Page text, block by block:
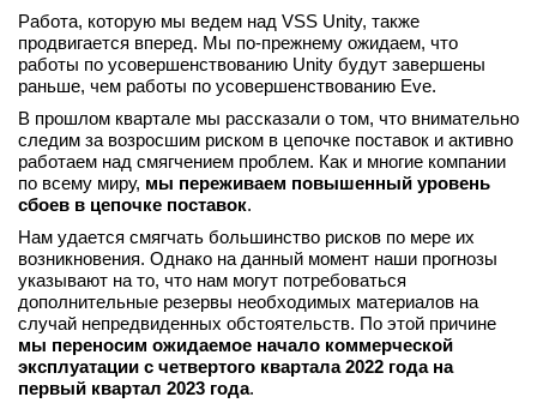
Работа, которую мы ведем над VSS Unity, также
продвигается вперед. Мы по-прежнему ожидаем, что
работы по усовершенствованию Unity будут завершены
раньше, чем работы по усовершенствованию Eve.
В прошлом квартале мы рассказали о том, что внимательно
следим за возросшим риском в цепочке поставок и активно
работаем над смягчением проблем. Как и многие компании
по всему миру, мы переживаем повышенный уровень
сбоев в цепочке поставок.
Нам удается смягчать большинство рисков по мере их
возникновения. Однако на данный момент наши прогнозы
указывают на то, что нам могут потребоваться
дополнительные резервы необходимых материалов на
случай непредвиденных обстоятельств. По этой причине
мы переносим ожидаемое начало коммерческой
эксплуатации с четвертого квартала 2022 года на
первый квартал 2023 года.